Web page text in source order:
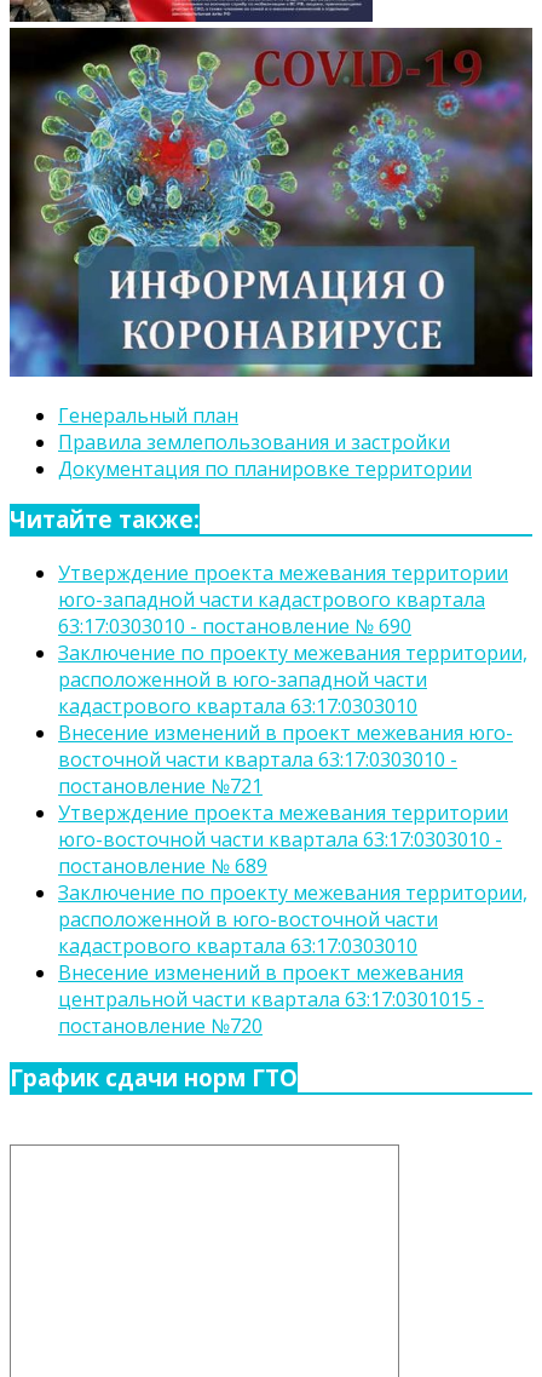
Генеральный план
Правила землепользования и застройки
Документация по планировке территории
Читайте также:
Утверждение проекта межевания территории
юго-западной части кадастрового квартала
63:17:0303010 - постановление № 690
Заключение по проекту межевания территории,
расположенной в юго-западной части
кадастрового квартала 63:17:0303010
Внесение изменений в проект межевания юго-
восточной части квартала 63:17:0303010 -
постановление №721
Утверждение проекта межевания территории
юго-восточной части квартала 63:17:0303010 -
постановление № 689
Заключение по проекту межевания территории,
расположенной в юго-восточной части
кадастрового квартала 63:17:0303010
Внесение изменений в проект межевания
центральной части квартала 63:17:0301015 -
постановление №720
График сдачи норм ГТО